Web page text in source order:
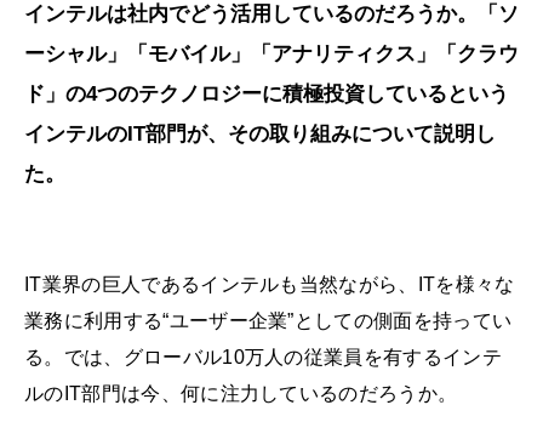
インテルは社内でどう活用しているのだろうか。「ソ
ーシャル」「モバイル」「アナリティクス」「クラウ
ド」の4つのテクノロジーに積極投資しているという
インテルのIT部門が、その取り組みについて説明し
た。
IT業界の巨人であるインテルも当然ながら、ITを様々な
業務に利用する“ユーザー企業”としての側面を持ってい
る。では、グローバル10万人の従業員を有するインテ
ルのIT部門は今、何に注力しているのだろうか。